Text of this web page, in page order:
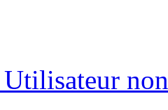
Utilisateur